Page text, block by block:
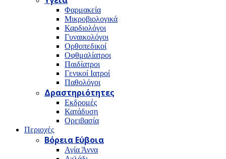
Φαρμακεία
Μικροβιολογικά
Καρδιολόγοι
Γυναικολόγοι
Ορθοπεδικοί
Οφθμαλίατροι
Παιδίατροι
Γενικοί Ιατροί
Παθολόγοι
Δραστηριότητες
Εκδρομές
Κατάδυση
Ορειβασία
Περιοχές
Βόρεια Εύβοια
Αγία Άννα